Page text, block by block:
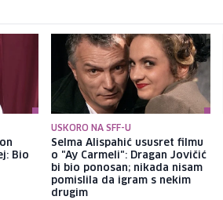
Bio
USKORO NA SFF-U
Selma Alispahić ususret filmu
o "Ay Carmeli": Dragan Jovičić
bi bio ponosan; nikada nisam
pomislila da igram s nekim
drugim